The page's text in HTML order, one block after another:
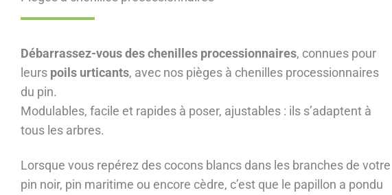
Débarrassez-vous des chenilles processionnaires, connues pour
leurs poils urticants, avec nos pièges à chenilles processionnaires
du pin.
Modulables, facile et rapides à poser, ajustables : ils s’adaptent à
tous les arbres.
Lorsque vous repérez des cocons blancs dans les branches de votre
pin noir, pin maritime ou encore cèdre, c’est que le papillon a pondu